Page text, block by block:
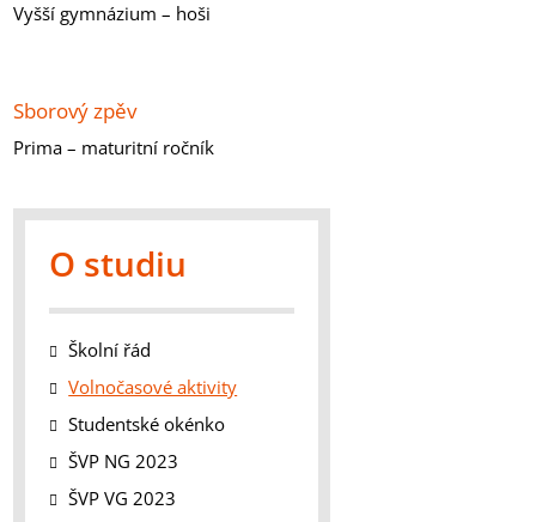
Vyšší gymnázium – hoši
Sborový zpěv
Prima – maturitní ročník
O studiu
Školní řád
Volnočasové aktivity
Studentské okénko
ŠVP NG 2023
ŠVP VG 2023